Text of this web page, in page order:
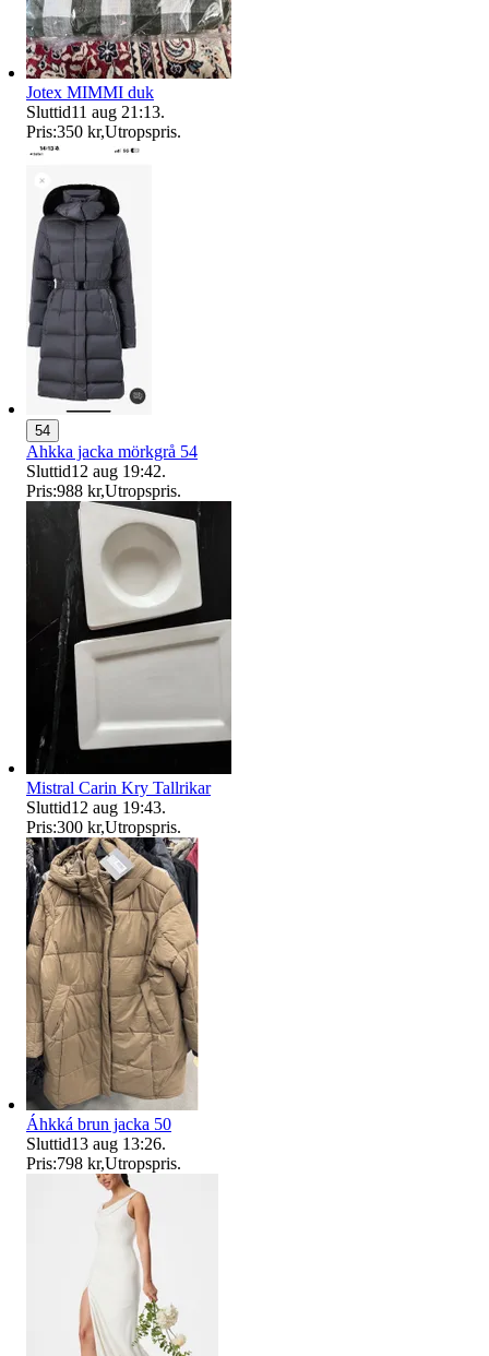
Jotex MIMMI duk
Sluttid11 aug 21:13.
Pris:350 kr,Utropspris.
54
Ahkka jacka mörkgrå 54
Sluttid12 aug 19:42.
Pris:988 kr,Utropspris.
Mistral Carin Kry Tallrikar
Sluttid12 aug 19:43.
Pris:300 kr,Utropspris.
Áhkká brun jacka 50
Sluttid13 aug 13:26.
Pris:798 kr,Utropspris.